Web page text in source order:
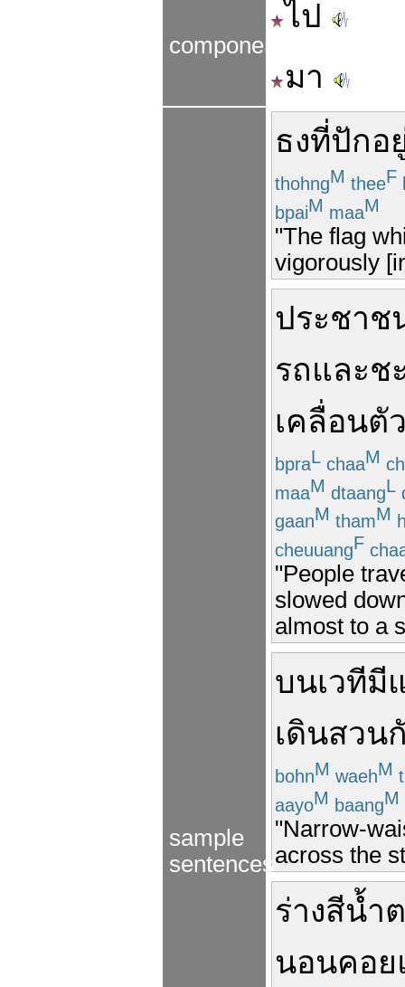
components
ไป
มา
sample
sentences
ธงที่ปักอ
thohngM theeF
bpaiM maaM
"The flag
vigorously
ประชาช
รถและช
เคลื่อนตั
bpraL chaaM
maaM dtaangL
gaanM thamM
cheuuangF
"People
slowed
almost to a
บนเวทีมี
เดินสวน
bohnM waehM
aayoM baangM
"Narrow-
across the
ร่างสีน้ำ
นอนคอย